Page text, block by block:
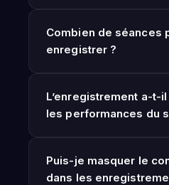
Combien de séances
enregistrer ?
L’enregistrement a-t-
les performances du
Puis-je masquer le
dans les